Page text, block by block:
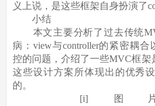
义上说，是这些框架自身扮演了
小结
本文主要分析了过去传统
病：view与controller的紧密耦合
控的问题，介绍了一些MVC框架
这些设计方案所体现出的优秀
的。
[i] 图片